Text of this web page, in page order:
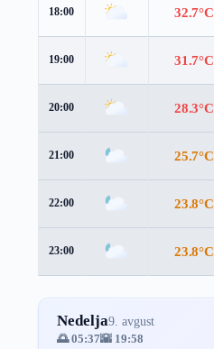
18:00 32.7°C
19:00 31.7°C
20:00 28.3°C
21:00 25.7°C
22:00 23.8°C
23:00 23.8°C
Nedelja9. avgust
🌅 05:37🌇 19:58